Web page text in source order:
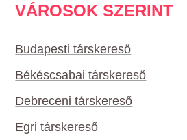
VÁROSOK SZERINT
Budapesti társkereső
Békéscsabai társkereső
Debreceni társkereső
Egri társkereső